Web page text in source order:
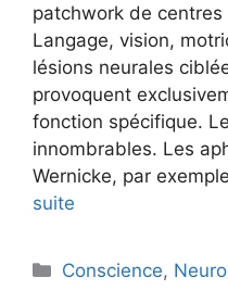
patchwork de
Langage, vision,
lésions neurales
provoquent
fonction spécifique.
innombrables. Les
Wernicke, par
suite
Catégories
Conscience,